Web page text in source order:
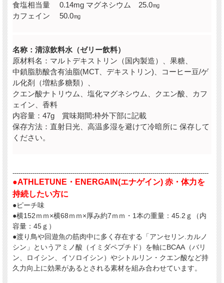
食塩相当量 0.14mg マグネシウム 25.0㎎
カフェイン 50.0㎎
名称：清涼飲料水（ゼリー飲料）
原材料名：マルトデキストリン（国内製造）、果糖、
中鎖脂肪酸含有油脂(MCT、デキストリン)、コーヒー豆/ゲ
ル化剤（増粘多糖類）、
クエン酸ナトリウム、塩化マグネシウム、クエン酸、カフ
ェイン、香料
内容量：47g 賞味期間:枠外下部に記載
保存方法：直射日光、高温多湿を避けて冷暗所に 保存して
ください。
--------------------------------------------------------------------------------------------------
●ATHLETUNE・ENERGAIN(エナゲイン) 赤・体力を
持続したい方に
●ピーチ味
●横152ｍｍ×横68ｍｍ×厚み約7ｍｍ・ 1本の重量：45.2ｇ（内
容量：45ｇ）
●渡り鳥や回遊魚の筋肉中に多く存在する「アンセリン.カルノ
シン」というアミノ酸（イミダペプチド）を軸にBCAA（バリ
ン、ロイシン、イソロイシン）やシトルリン・クエン酸など持
久力向上に効果があるとされる素材を組み合わせています。